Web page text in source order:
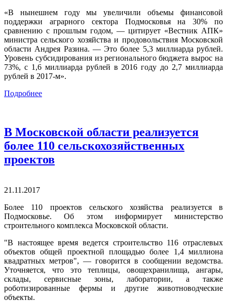
«В нынешнем году мы увеличили объемы финансовой
поддержки аграрного сектора Подмосковья на 30% по
сравнению с прошлым годом, — ​цитирует «Вестник АПК»
министра сельского хозяйства и продовольствия Московской
области Андрея Разина. — ​Это более 5,3 миллиарда рублей.
Уровень субсидирования из регионального бюджета вырос на
73%, с 1,6 миллиарда рублей в 2016 году до 2,7 миллиарда
рублей в 2017-м».
Подробнее
В Московской области реализуется
более 110 сельскохозяйственных
проектов
21.11.2017
Более 110 проектов сельского хозяйства реализуется в
Подмосковье. Об этом информирует министерство
строительного комплекса Московской области.
"В настоящее время ведется строительство 116 отраслевых
объектов общей проектной площадью более 1,4 миллиона
квадратных метров", — говорится в сообщении ведомства.
Уточняется, что это теплицы, овощехранилища, ангары,
склады, сервисные зоны, лаборатории, а также
роботизированные фермы и другие животноводческие
объекты.